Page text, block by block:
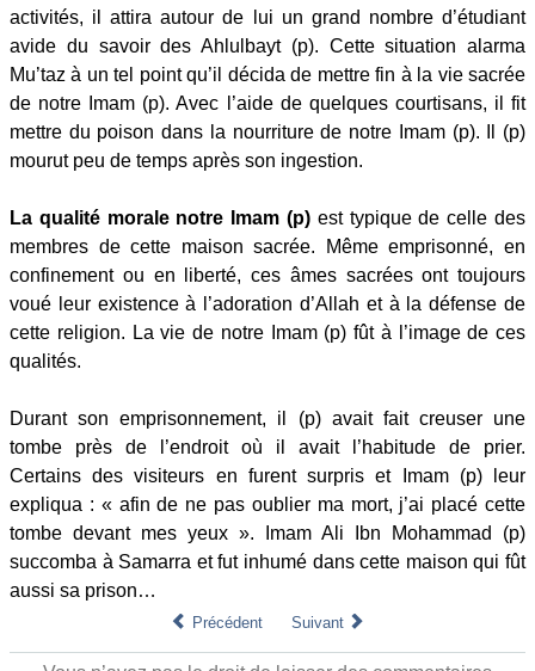
activités, il attira autour de lui un grand nombre d’étudiant
avide du savoir des Ahlulbayt (p). Cette situation alarma
Mu’taz à un tel point qu’il décida de mettre fin à la vie sacrée
de notre Imam (p). Avec l’aide de quelques courtisans, il fit
mettre du poison dans la nourriture de notre Imam (p). Il (p)
mourut peu de temps après son ingestion.
La qualité morale notre Imam (p) est typique de celle des
membres de cette maison sacrée. Même emprisonné, en
confinement ou en liberté, ces âmes sacrées ont toujours
voué leur existence à l’adoration d’Allah et à la défense de
cette religion. La vie de notre Imam (p) fût à l’image de ces
qualités.
Durant son emprisonnement, il (p) avait fait creuser une
tombe près de l’endroit où il avait l’habitude de prier.
Certains des visiteurs en furent surpris et Imam (p) leur
expliqua : « afin de ne pas oublier ma mort, j’ai placé cette
tombe devant mes yeux ». Imam Ali Ibn Mohammad (p)
succomba à Samarra et fut inhumé dans cette maison qui fût
aussi sa prison…
Précédent Suivant